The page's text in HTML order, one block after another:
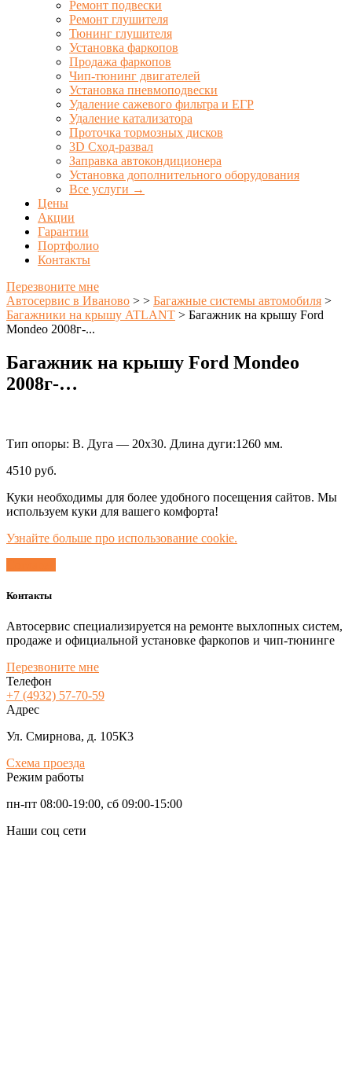
Ремонт подвески
Ремонт глушителя
Тюнинг глушителя
Установка фаркопов
Продажа фаркопов
Чип-тюнинг двигателей
Установка пневмоподвески
Удаление сажевого фильтра и ЕГР
Удаление катализатора
Проточка тормозных дисков
3D Сход-развал
Заправка автокондиционера
Установка дополнительного оборудования
Все услуги →
Цены
Акции
Гарантии
Портфолио
Контакты
Перезвоните мне
Автосервис в Иваново > > Багажные системы автомобиля >
Багажники на крышу ATLANT > Багажник на крышу Ford
Mondeo 2008г-...
Багажник на крышу Ford Mondeo
2008г-…
Тип опоры: В. Дуга — 20х30. Длина дуги:1260 мм.
4510 руб.
Куки необходимы для более удобного посещения сайтов. Мы
используем куки для вашего комфорта!
Узнайте больше про использование cookie.
Контакты
Автосервис специализируется на ремонте выхлопных систем,
продаже и официальной установке фаркопов и чип-тюнинге
Перезвоните мне
Телефон
+7 (4932) 57-70-59
Адрес
Ул. Смирнова, д. 105К3
Схема проезда
Режим работы
пн-пт 08:00-19:00, сб 09:00-15:00
Наши соц сети